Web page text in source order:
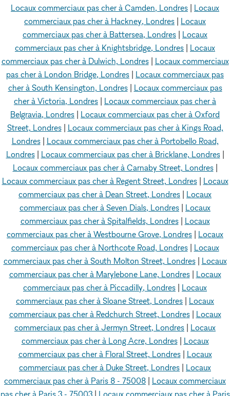
Locaux commerciaux pas cher à Camden, Londres
Locaux
commerciaux pas cher à Hackney, Londres
Locaux
commerciaux pas cher à Battersea, Londres
Locaux
commerciaux pas cher à Knightsbridge, Londres
Locaux
commerciaux pas cher à Dulwich, Londres| Locaux commerciaux
pas cher à London Bridge, Londres
Locaux commerciaux pas
cher à South Kensington, Londres| Locaux commerciaux pas
cher à Victoria, Londres
Locaux commerciaux pas cher à
Belgravia, Londres
Locaux commerciaux pas cher à Oxford
Street, Londres| Locaux commerciaux pas cher à Kings Road,
Londres| Locaux commerciaux pas cher à Portobello Road,
Londres| Locaux commerciaux pas cher à Bricklane, Londres|
Locaux commerciaux pas cher à Carnaby Street, Londres|
Locaux commerciaux pas cher à Regent Street, Londres| Locaux
commerciaux pas cher à Dean Street, Londres
Locaux
commerciaux pas cher à Seven Dials, Londres
Locaux
commerciaux pas cher à Spitalfields, Londres| Locaux
commerciaux pas cher à Westbourne Grove, Londres
Locaux
commerciaux pas cher à Northcote Road, Londres| Locaux
commerciaux pas cher à South Molton Street, Londres| Locaux
commerciaux pas cher à Marylebone Lane, Londres| Locaux
commerciaux pas cher à Piccadilly, Londres
Locaux
commerciaux pas cher à Sloane Street, Londres
Locaux
commerciaux pas cher à Redchurch Street, Londres| Locaux
commerciaux pas cher à Jermyn Street, Londres
Locaux
commerciaux pas cher à Long Acre, Londres| Locaux
commerciaux pas cher à Floral Street, Londres| Locaux
commerciaux pas cher à Duke Street, Londres
Locaux
commerciaux pas cher à Paris 8 - 75008
Locaux commerciaux
pas cher à Paris 3 - 75003| Locaux commerciaux pas cher à Paris